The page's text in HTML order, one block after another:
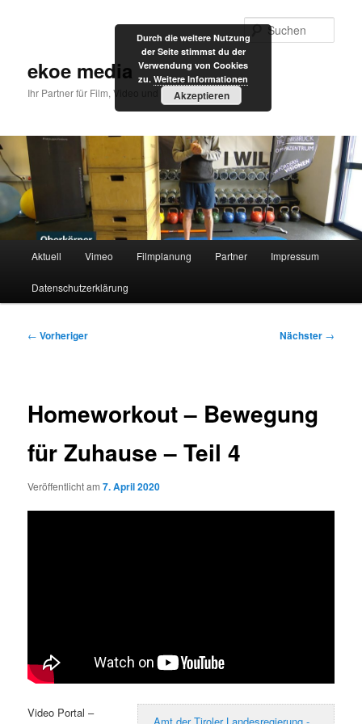
ekoe media
Ihr Partner für Film, Video und Internet
Aktuell Vimeo Filmplanung Partner Impressum
Datenschutzerklärung
Beitragsnavigation
← Vorheriger Nächster →
Homeworkout – Bewegung
für Zuhause – Teil 4
Veröffentlicht am7. April 2020
Amt der Tiroler Landesregierung -
Video Portal –
Durch die weitere Nutzung
der Seite stimmst du der
Verwendung von Cookies
zu. Weitere Informationen
Akzeptieren